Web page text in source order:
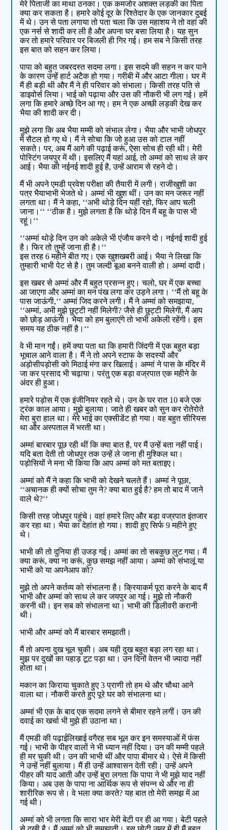
मेरे पिताजी का माथा ठनका। एक कमजोर अशक्त लड़की का पिता
क्या कर सकता है। हमारे कोई दूर के रिश्तेदार के एक जानकार दुबई
में थे। उन से पता लगाया तो पता चला कि उस महाशय ने तो वहां की
एक नर्स से शादी कर ली है और अपना घर बसा लिया है। यह सुन
कर तो हमारे परिवार पर बिजली ही गिर गई। हम सब ने किसी तरह
इस बात को सहन कर लिया।
पापा को बहुत जबरदस्त सदमा लगा। इस सदमे की सहन न कर पाने
के कारण उन्हें हार्ट अटैक हो गया। गरीबी में और आटा गीला। घर में
मैं ही बड़ी थी और मैं ने ही परिवार को संभाला। किसी तरह पति से
डाइवोर्स लिया। भाई को पढ़ाया और उस की नौकरी भी लग गई। हमें
लगा कि हमारे अच्छे दिन आ गए। हम ने एक अच्छी लड़की देख कर
भैया की शादी कर दी।
मुझे लगा कि अब भैया मम्मी को संभाल लेगा। भैया और भाभी जोधपुर
में सैटल हो गए थे। मैं ने सोचा कि जो हुआ उस को टाल नहीं
सकते। पर, अब मैं आगे की पढ़ाई करूं, ऐसा सोच ही रही थी। मेरी
पोस्टिंग जयपुर में थी। इसलिए मैं यहां आई, तो अम्मां को साथ ले कर
आई। भैया की नईनई शादी हुई है, उन्हें आराम से रहने दो।
मैं भी अपने एमडी प्रवेश परीक्षा की तैयारी में लगी। राजीखुशी का
पत्र भैयाभाभी भेजते थे। अम्मां भी खुश थीं। उन का मन जरूर नहीं
लगता था। मैं ने कहा, ‘‘अभी थोड़े दिन यहीं रहो, फिर आप चली
जाना।‘‘ ‘‘ठीक है। मुझे लगता है कि थोड़े दिन मैं बहू के पास भी
रहूं।‘‘
‘‘अम्मां थोड़े दिन उन को अकेले भी एंजौय करने दो। नईनई शादी हुई
है। फिर तो तुम्हें जाना ही है।‘‘
इस तरह 6 महीने बीत गए। एक खुशखबरी आई। भैया ने लिखा कि
तुम्हारी भाभी पेट से है। तुम जल्दी बूआ बनने वाली हो। अम्मां दादी।
इस खबर से अम्मां और मैं बहुत प्रसन्न हुए। चलो, घर में एक बच्चा
आ जाएगा और अम्मां का मन पंख लगा कर उड़ने लगा। ‘‘मैं तो बहू के
पास जाऊंगी,‘‘ अम्मां जिद करने लगी। मैं ने अम्मां को समझाया,
‘‘अम्मां, अभी मुझे छुट्टी नहीं मिलेगी? जैसे ही छुट्टी मिलेगी, मैं आप
को छोड़ आऊंगी। भैया को हम बुलाएंगे तो भाभी अकेली रहेंगी। इस
समय यह ठीक नहीं है।‘‘
वे भी मान गईं। हमें क्या पता था कि हमारी जिंदगी में एक बहुत बड़ा
भूचाल आने वाला है। मैं ने तो अपने स्टाफ के सदस्यों और
अड़ोसीपड़ोसी को मिठाई मंगा कर खिलाई। अम्मां ने पास के मंदिर में
जा कर प्रसाद भी चढ़ाया। परंतु एक बड़ा वज्रपात एक महीने के
अंदर ही हुआ।
हमारे पड़ोस में एक इंजीनियर रहते थे। उन के घर रात 10 बजे एक
ट्रंक काल आया। मुझे बुलाया। जाते ही खबर को सुन कर रोतेरोते
मेरा बुरा हाल था। मेरे भाई का एक्सीडेंट हो गया। वह बहुत सीरियस
था और अस्पताल में भरती था।
अम्मां बारबार पूछ रही थीं कि क्या बात है, पर मैं उन्हें बता नहीं पाई।
यदि बता देती तो जोधपुर तक उन्हें ले जाना ही मुश्किल था।
पड़ोसियों ने मना भी किया कि आप अम्मां को मत बताइए।
अम्मां को मैं ने कहा कि भाभी को देखने चलते हैं। अम्मां ने पूछा,
‘‘अचानक ही क्यों सोचा तुम ने? क्या बात हुई है? हम तो बाद में जाने
वाले थे?‘‘
किसी तरह जोधपुर पहुंचे। वहां हमारे लिए और बड़ा वज्रपात इंतजार
कर रहा था। भैया का देहांत हो गया। शादी हुए सिर्फ 9 महीने हुए
थे।
भाभी की तो दुनिया ही उजड़ गई। अम्मां का तो सबकुछ लुट गया। मैं
क्या करूं, क्या ना करूं, कुछ समझ नहीं आया। अम्मां को संभालूं या
भाभी को या अपनेआप को?
मुझे तो अपने कर्तव्य को संभालना है। क्रियाकर्म पूरा करने के बाद मैं
भाभी और अम्मां को साथ ले कर जयपुर आ गई। मुझे तो नौकरी
करनी थी। इन सब को संभालना था। भाभी की डिलीवरी करानी
थी।
भाभी और अम्मां को मैं बारबार समझाती।
मैं तो अपना दुख भूल चुकी। अब यही दुख बहुत बड़ा लग रहा था।
मुझ पर दुखों का पहाड़ टूट पड़ा था। उन दिनों वेतन भी ज्यादा नहीं
होता था।
मकान का किराया चुकाते हुए 3 प्राणी तो हम थे और चौथा आने
वाला था। नौकरी करते हुए पूरे घर को संभालना था।
अम्मां भी एक के बाद एक सदमा लगने से बीमार रहने लगीं। उन की
दवाई का खर्चा भी मुझे ही उठाना था।
मैं एमडी की पढ़ाईलिखाई वगैरह सब भूल कर इन समस्याओं में फंस
गई। भाभी के पीहर वालों ने भी ध्यान नहीं दिया। उन की मम्मी पहले
ही मर चुकी थी। उन की भाभी थीं और पापा बीमार थे। ऐसे में किसी
ने उन्हें नहीं बुलाया। मैं ही उन्हें आश्वासन देती रही। उन्हें अपने
पीहर की याद आती और उन्हें बुरा लगता कि पापा ने भी मुझे याद नहीं
किया। अब उस के पापा ना आर्थिक रूप से संपन्न थे और ना ही
शारीरिक रूप से। वे भला क्या करते? यह बात तो मेरी समझ में आ
गई थी।
अम्मां को भी लगता कि सारा भार मेरी बेटी पर ही आ गया। बेटी पहले